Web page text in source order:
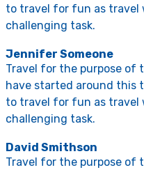
to travel for fun as travel
challenging task.
Jennifer Someone
Travel for the purpose of
have started around this
to travel for fun as travel
challenging task.
David Smithson
Travel for the purpose of